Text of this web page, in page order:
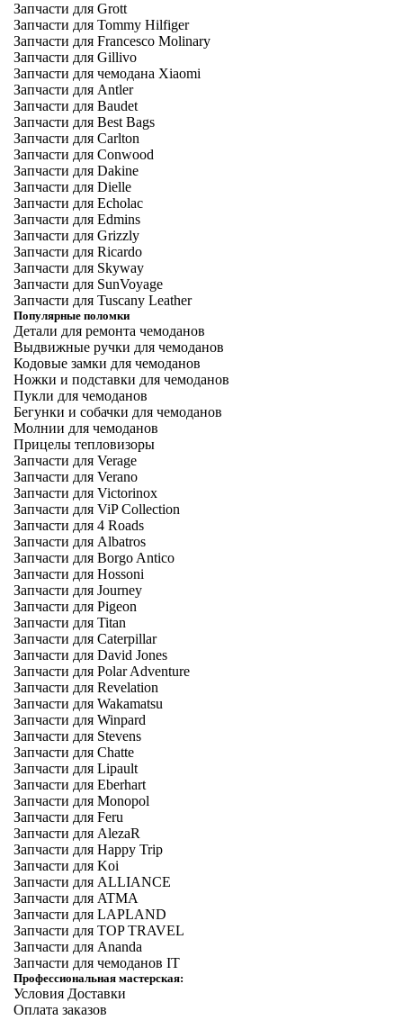
Запчасти для Grott
Запчасти для Tommy Hilfiger
Запчасти для Francesco Molinary
Запчасти для Gillivo
Запчасти для чемодана Xiaomi
Запчасти для Antler
Запчасти для Baudet
Запчасти для Best Bags
Запчасти для Carlton
Запчасти для Conwood
Запчасти для Dakine
Запчасти для Dielle
Запчасти для Echolac
Запчасти для Edmins
Запчасти для Grizzly
Запчасти для Ricardo
Запчасти для Skyway
Запчасти для SunVoyage
Запчасти для Tuscany Leather
Популярные поломки
Детали для ремонта чемоданов
Выдвижные ручки для чемоданов
Кодовые замки для чемоданов
Ножки и подставки для чемоданов
Пукли для чемоданов
Бегунки и собачки для чемоданов
Молнии для чемоданов
Прицелы тепловизоры
Запчасти для Verage
Запчасти для Verano
Запчасти для Victorinox
Запчасти для ViP Collection
Запчасти для 4 Roads
Запчасти для Albatros
Запчасти для Borgo Antico
Запчасти для Hossoni
Запчасти для Journey
Запчасти для Pigeon
Запчасти для Titan
Запчасти для Caterpillar
Запчасти для David Jones
Запчасти для Polar Adventure
Запчасти для Revelation
Запчасти для Wakamatsu
Запчасти для Winpard
Запчасти для Stevens
Запчасти для Chatte
Запчасти для Lipault
Запчасти для Eberhart
Запчасти для Monopol
Запчасти для Feru
Запчасти для AlezaR
Запчасти для Happy Trip
Запчасти для Koi
Запчасти для ALLIANCE
Запчасти для ATMA
Запчасти для LAPLAND
Запчасти для TOP TRAVEL
Запчасти для Ananda
Запчасти для чемоданов IT
Профессиональная мастерская:
Условия Доставки
Оплата заказов